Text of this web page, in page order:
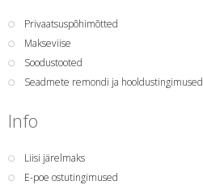
Privaatsuspõhimõtted
Makseviise
Soodustooted
Seadmete remondi ja hooldustingimused
Info
Liisi järelmaks
E-poe ostutingimused